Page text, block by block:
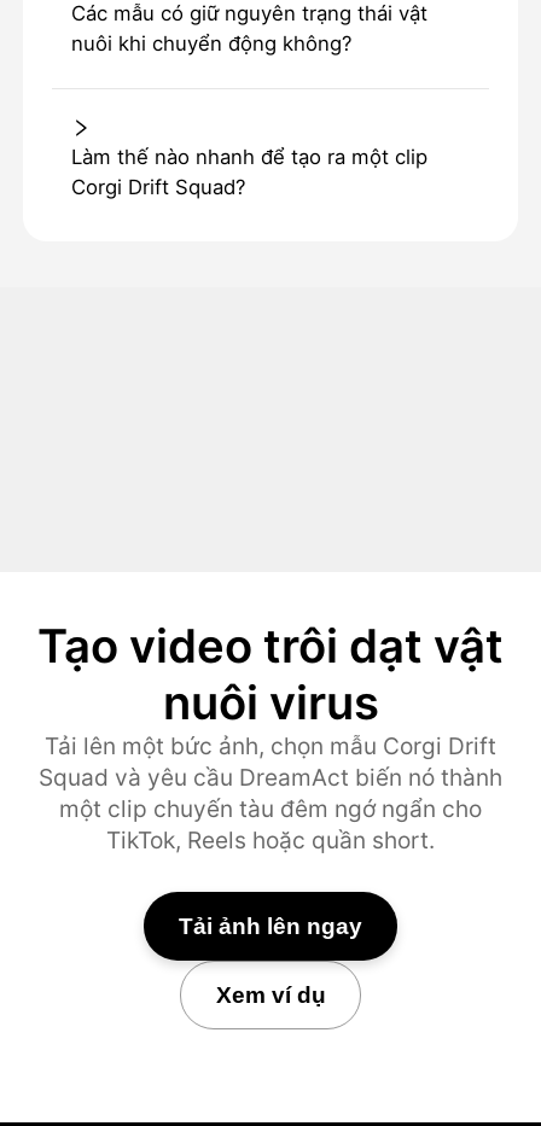
Các mẫu có giữ nguyên trạng thái vật
nuôi khi chuyển động không?
Làm thế nào nhanh để tạo ra một clip
Corgi Drift Squad?
Tạo video trôi dạt vật
nuôi virus
Tải lên một bức ảnh, chọn mẫu Corgi Drift
Squad và yêu cầu DreamAct biến nó thành
một clip chuyến tàu đêm ngớ ngẩn cho
TikTok, Reels hoặc quần short.
Tải ảnh lên ngay
Xem ví dụ